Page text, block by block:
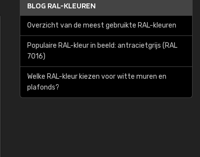
BLOG RAL-KLEUREN
Overzicht van de meest gebruikte RAL-kleuren
Populaire RAL-kleur in beeld: antracietgrijs (RAL
7016)
Welke RAL-kleur kiezen voor witte muren en
plafonds?